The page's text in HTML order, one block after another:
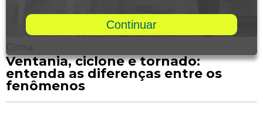
Clima
Ventania, ciclone e tornado:
entenda as diferenças entre os
fenômenos
Continuar